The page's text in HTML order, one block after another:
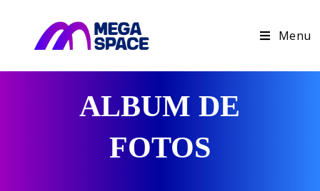
Menu
ALBUM DE
FOTOS